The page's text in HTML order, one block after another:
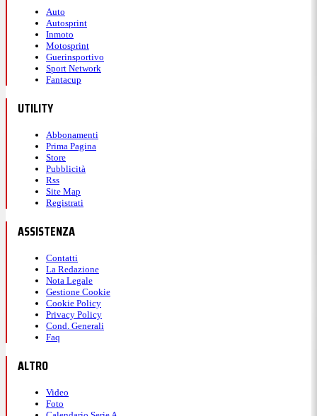
Auto
Autosprint
Inmoto
Motosprint
Guerinsportivo
Sport Network
Fantacup
UTILITY
Abbonamenti
Prima Pagina
Store
Pubblicità
Rss
Site Map
Registrati
ASSISTENZA
Contatti
La Redazione
Nota Legale
Gestione Cookie
Cookie Policy
Privacy Policy
Cond. Generali
Faq
ALTRO
Video
Foto